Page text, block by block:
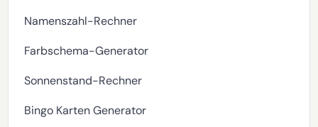
Namenszahl-Rechner
Farbschema-Generator
Sonnenstand-Rechner
Bingo Karten Generator